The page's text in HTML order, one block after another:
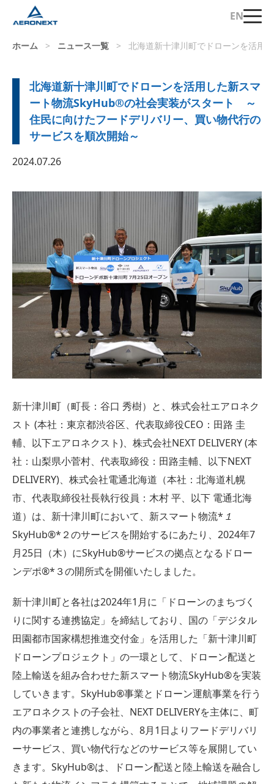
EN
ホーム > ニュース一覧 > 北海道新十津川町でドローンを活用
北海道新十津川町でドローンを活用した新スマ
ート物流SkyHub®の社会実装がスタート ～
住民に向けたフードデリバリー、買い物代行の
サービスを順次開始～
2024.07.26
新十津川町（町長：谷口 秀樹）と、株式会社エアロネク
スト (本社：東京都渋谷区、代表取締役CEO：田路 圭
輔、以下エアロネクスト)、株式会社NEXT DELIVERY (本
社：山梨県小菅村、代表取締役：田路圭輔、以下NEXT
DELIVERY)、株式会社電通北海道（本社：北海道札幌
市、代表取締役社長執行役員：木村 平、以下 電通北海
道）は、新十津川町において、新スマート物流* １
SkyHub®*２のサービスを開始するにあたり、2024年7
月25日（木）にSkyHub®サービスの拠点となるドロー
ンデポ®*３の開所式を開催いたしました。
新十津川町と各社は2024年1月に「ドローンのまちづく
りに関する連携協定」を締結しており、国の「デジタル
田園都市国家構想推進交付金」を活用した「新十津川町
ドローンプロジェクト」の一環として、ドローン配送と
陸上輸送を組み合わせた新スマート物流SkyHub®を実装
していきます。SkyHub®事業とドローン運航事業を行う
エアロネクストの子会社、NEXT DELIVERYを主体に、町
内の事業者と連携しながら、8月1日よりフードデリバリ
ーサービス、買い物代行などのサービス等を展開してい
きます。SkyHub®は、ドローン配送と陸上輸送を融合し